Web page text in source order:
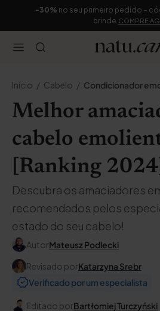
-30% no seu primeiro pedido –
brinde COMPRE
Início Cabelo Condicionador
Melhor
cabelo
[Ranking
Descubra os amaciadores
recomendados pelos
estado do seu cabelo!
AutorMateusz Podlecki
Revisado porKatarzyna Srebr
Verificado por um especialista
Editado porBartłomiej Turczyński